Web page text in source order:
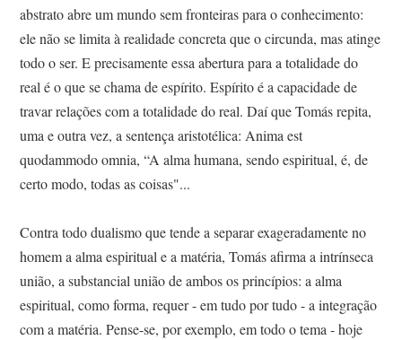
abstrato abre um mundo sem fronteiras para o conhecimento:
ele não se limita à realidade concreta que o circunda, mas atinge
todo o ser. E precisamente essa abertura para a totalidade do
real é o que se chama de espírito. Espírito é a capacidade de
travar relações com a totalidade do real. Daí que Tomás repita,
uma e outra vez, a sentença aristotélica: Anima est
quodammodo omnia, “A alma humana, sendo espiritual, é, de
certo modo, todas as coisas"...
Contra todo dualismo que tende a separar exageradamente no
homem a alma espiritual e a matéria, Tomás afirma a intrínseca
união, a substancial união de ambos os princípios: a alma
espiritual, como forma, requer - em tudo por tudo - a integração
com a matéria. Pense-se, por exemplo, em todo o tema - hoje